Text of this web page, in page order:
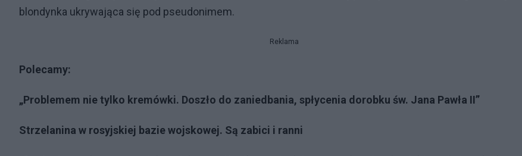
blondynka ukrywająca się pod pseudonimem.
Reklama
Polecamy:
„Problemem nie tylko kremówki. Doszło do zaniedbania, spłycenia dorobku św. Jana Pawła II”
Strzelanina w rosyjskiej bazie wojskowej. Są zabici i ranni